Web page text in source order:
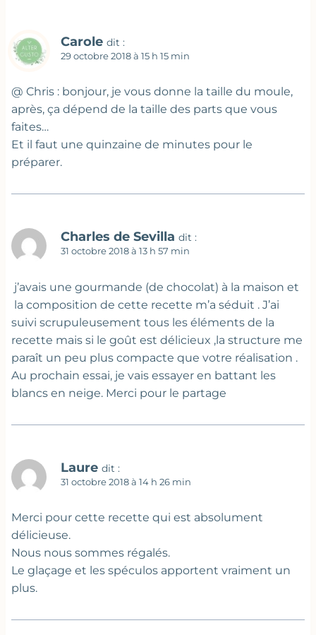
Carole dit :
29 octobre 2018 à 15 h 15 min
@ Chris : bonjour, je vous donne la taille du moule,
après, ça dépend de la taille des parts que vous
faites…
Et il faut une quinzaine de minutes pour le
préparer.
Charles de Sevilla dit :
31 octobre 2018 à 13 h 57 min
j’avais une gourmande (de chocolat) à la maison et
la composition de cette recette m’a séduit . J’ai
suivi scrupuleusement tous les éléments de la
recette mais si le goût est délicieux ,la structure me
paraît un peu plus compacte que votre réalisation .
Au prochain essai, je vais essayer en battant les
blancs en neige. Merci pour le partage
Laure dit :
31 octobre 2018 à 14 h 26 min
Merci pour cette recette qui est absolument
délicieuse.
Nous nous sommes régalés.
Le glaçage et les spéculos apportent vraiment un
plus.